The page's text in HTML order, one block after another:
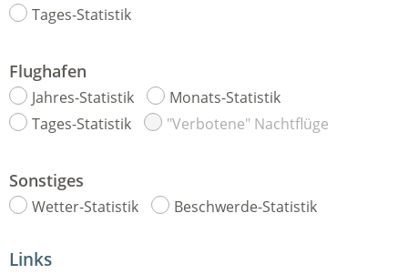
Tages-Statistik
Flughafen
Jahres-Statistik
Monats-Statistik
Tages-Statistik
"Verbotene" Nachtflüge
Sonstiges
Wetter-Statistik Beschwerde-Statistik
Links